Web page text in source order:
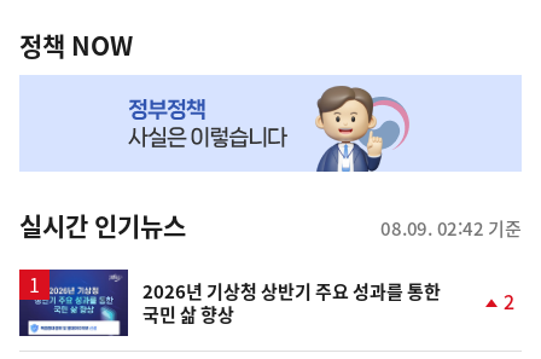
책
NOW,
뉴
스
정책 NOW
실시간 인기뉴스 08.09. 02:42 기준
2026년 기상청 상반기 주요 성과를 통한
국민 삶 향상
계
2